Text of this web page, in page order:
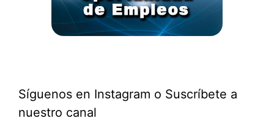
Síguenos en Instagram o Suscríbete a
nuestro canal